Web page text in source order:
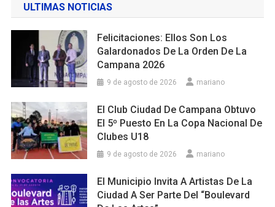
ULTIMAS NOTICIAS
Felicitaciones: Ellos Son Los
Galardonados De La Orden De La
Campana 2026
9 de agosto de 2026 mariano
El Club Ciudad De Campana Obtuvo
El 5º Puesto En La Copa Nacional De
Clubes U18
9 de agosto de 2026 mariano
El Municipio Invita A Artistas De La
Ciudad A Ser Parte Del “Boulevard